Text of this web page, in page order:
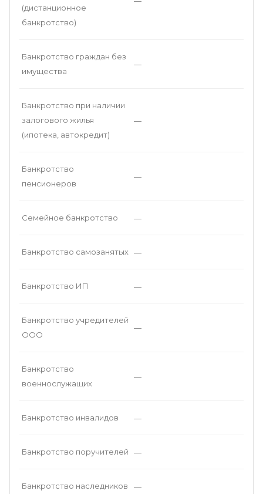
(дистанционное
банкротство)
Банкротство граждан без
имущества
—
Банкротство при наличии
залогового жилья
(ипотека, автокредит)
—
Банкротство
пенсионеров
—
Семейное банкротство —
Банкротство самозанятых —
Банкротство ИП —
Банкротство учредителей
ООО
—
Банкротство
военнослужащих
—
Банкротство инвалидов —
Банкротство поручителей —
Банкротство наследников —